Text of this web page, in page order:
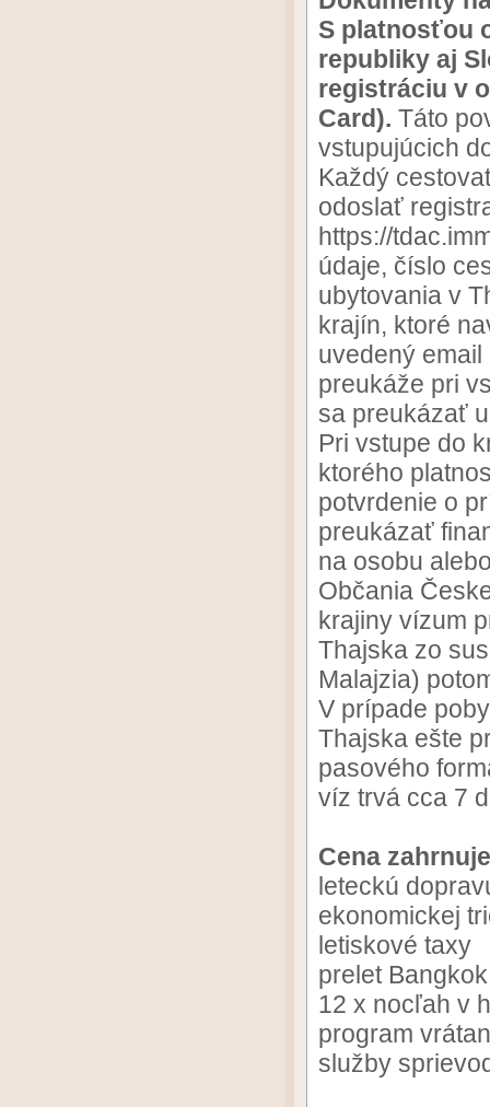
S platnosťou
republiky aj
registráciu v
Card). Táto
vstupujúcich
Každý
odoslať
https://
údaje, číslo
ubytovania v
krajín, ktoré
uvedený
preukáže pri
sa preukázať
Pri vstupe do
ktorého
potvrdenie o
preukázať
na osobu
Občania
krajiny vízum
Thajska zo
Malajzia)
V prípade
Thajska ešte
pasového
víz trvá cca 7
Cena
leteckú
ekonomickej
letiskové taxy
prelet
12 x nocľah v
program
služby